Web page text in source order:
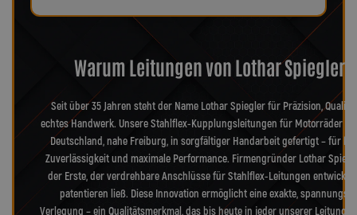
Warum Leitungen von Lothar Spiegler?
Seit über 35 Jahren steht der Name Lothar Spiegler für Präzision,
echtes Handwerk. Unsere Stahlflex-Kupplungsleitungen für Motorräder
Deutschland, nahe Freiburg, in sorgfältiger Handarbeit gefertigt – für
Zuverlässigkeit und maximale Performance. Firmengründer Lothar
der Erste, der verdrehbare Anschlüsse für Stahlflex-Leitungen
patentieren ließ. Diese Innovation ermöglicht eine exakte,
Verlegung – ein Qualitätsmerkmal, das bis heute in jeder unserer